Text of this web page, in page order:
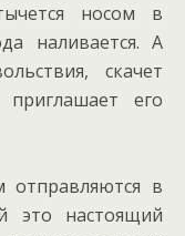
носом в
наливается. А
скачет
его
в
это настоящий